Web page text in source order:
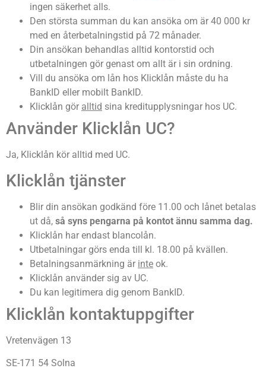
ingen säkerhet alls.
Den största summan du kan ansöka om är 40 000 kr
med en återbetalningstid på 72 månader.
Din ansökan behandlas alltid kontorstid och
utbetalningen gör genast om allt är i sin ordning.
Vill du ansöka om lån hos Klicklån måste du ha
BankID eller mobilt BankID.
Klicklån gör alltid sina kreditupplysningar hos UC.
Använder Klicklån UC?
Ja, Klicklån kör alltid med UC.
Klicklån tjänster
Blir din ansökan godkänd före 11.00 och lånet betalas
ut då, så syns pengarna på kontot ännu samma dag.
Klicklån har endast blancolån.
Utbetalningar görs enda till kl. 18.00 på kvällen.
Betalningsanmärkning är inte ok.
Klicklån använder sig av UC.
Du kan legitimera dig genom BankID.
Klicklån kontaktuppgifter
Vretenvägen 13
SE-171 54 Solna